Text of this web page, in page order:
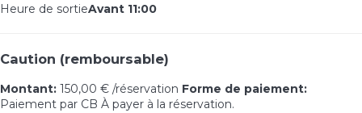
Heure de sortieAvant 11:00
Caution (remboursable)
Montant: 150,00 € /réservation Forme de paiement:
Paiement par CB À payer à la réservation.